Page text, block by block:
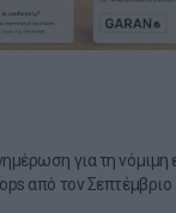
για τη νόμιμη
από τον Σεπτέμβριο